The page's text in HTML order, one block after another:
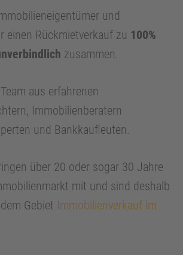
und
einen Rückmietverkauf zu 100%
zusammen.
aus erfahrenen
Immobilienberatern
und Bankkaufleuten.
über 20 oder sogar 30 Jahre
mit und sind deshalb
Gebiet Immobilienverkauf im